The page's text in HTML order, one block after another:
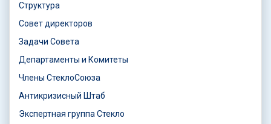
Структура
Совет директоров
Задачи Совета
Департаменты и Комитеты
Члены СтеклоСоюза
Антикризисный Штаб
Экспертная группа Стекло